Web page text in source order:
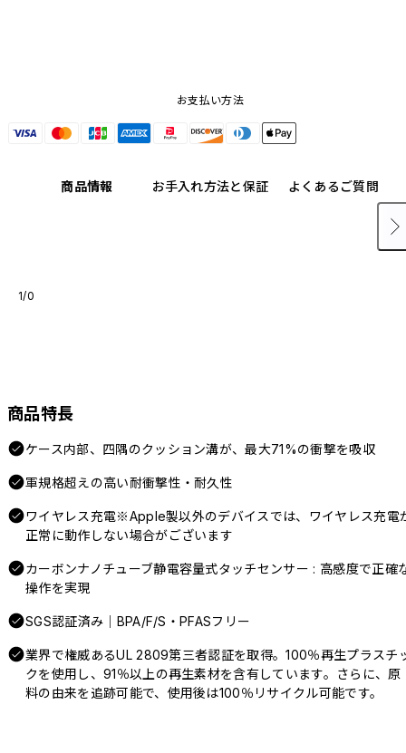
お支払い方法
商品情報 お手入れ方法と保証 よくあるご質問
1/0
商品特長
ケース内部、四隅のクッション溝が、最大71%の衝撃を吸収
軍規格超えの高い耐衝撃性・耐久性
ワイヤレス充電※Apple製以外のデバイスでは、ワイヤレス充電
正常に動作しない場合がございます
カーボンナノチューブ静電容量式タッチセンサー : 高感度で正確
操作を実現
SGS認証済み｜BPA/F/S・PFASフリー
業界で権威あるUL 2809第三者認証を取得。100％再生プラスチ
クを使用し、91％以上の再生素材を含有しています。さらに、原
料の由来を追跡可能で、使用後は100％リサイクル可能です。